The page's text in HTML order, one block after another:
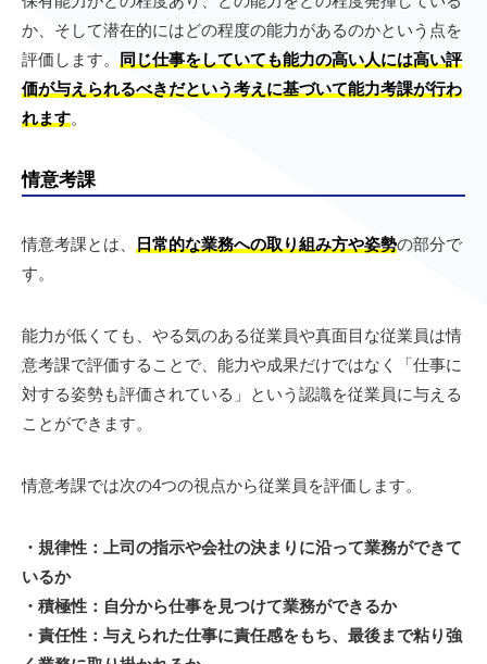
か、そして潜在的にはどの程度の能力があるのかという点を
評価します。
同じ仕事をしていても能力の高い人には高い評
価が与えられるべきだという考えに基づいて能力考課が行わ
れます。
情意考課
情意考課とは、 日常的な業務への取り組み方や姿勢の部分で
す。
能力が低くても、やる気のある従業員や真面目な従業員は情
意考課で評価することで、能力や成果だけではなく「仕事に
対する姿勢も評価されている」という認識を従業員に与える
ことができます。
情意考課では次の4つの視点から従業員を評価します。
・規律性：上司の指示や会社の決まりに沿って業務ができて
いるか
・積極性：自分から仕事を見つけて業務ができるか
・責任性：与えられた仕事に責任感をもち、最後まで粘り強